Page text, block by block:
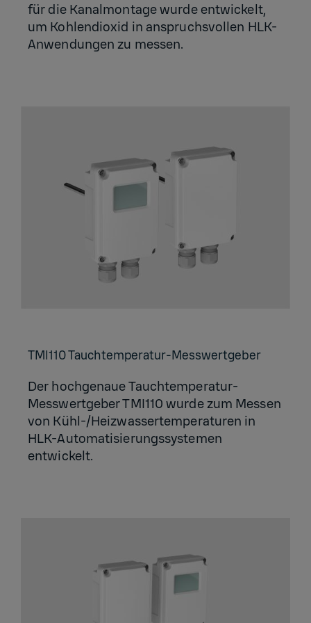
für die Kanalmontage wurde entwickelt,
um Kohlendioxid in anspruchsvollen HLK-
Anwendungen zu messen.
TMI110 Tauch­tem­pe­ra­tur-Mess­wert­ge­ber
Der hochgenaue Tauchtemperatur-
Messwertgeber TMI110 wurde zum Messen
von Kühl-/Heizwassertemperaturen in
HLK-Automatisierungssystemen
entwickelt.